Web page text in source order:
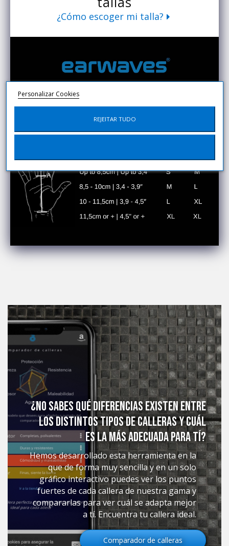
¿Cómo escoger mi talla?
¿No sabes qué diferencias existen entre
los distintos tipos de calleras y cuál
es la más adecuada para tí?
Hemos desarrollado esta herramienta en la
que de forma muy sencilla y en un solo
gráfico interactivo puedes ver los puntos
fuertes de cada callera de nuestra gama y
compararlas para ver cuál se adapta mejor
a tí. Encuentra tu callera ideal.
Comparador de calleras
Personalizar Cookies
REJEITAR TUDO